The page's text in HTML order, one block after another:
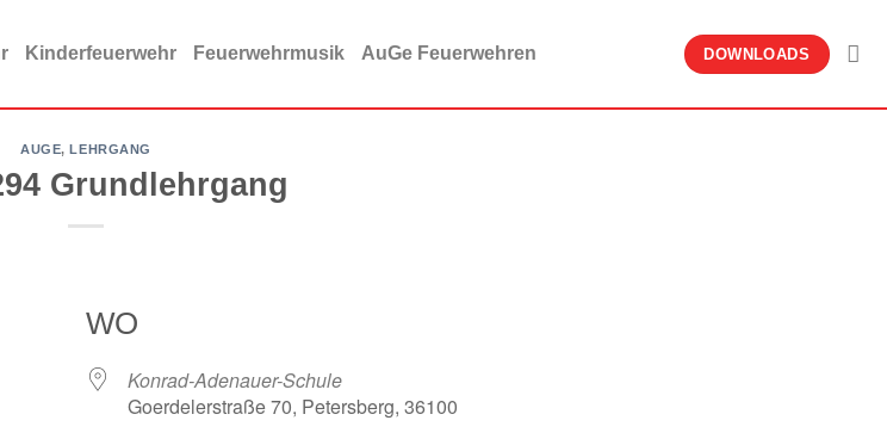
Kinderfeuerwehr Feuerwehrmusik AuGe Feuerwehren DOWNLOADS
AUGE,LEHRGANG
Grundlehrgang
WO
Konrad-Adenauer-Schule
Goerdelerstraße 70, Petersberg, 36100